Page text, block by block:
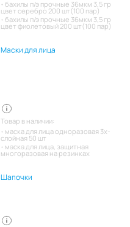
бахилы п/э прочные 36мкм 3,5 гр
цвет серебро 200 шт(100 пар)
бахилы п/э прочные 36мкм 3,5 гр
цвет фиолетовый 200 шт(100 пар)
Маски для лица
Товар в наличии:
маска для лица одноразовая 3х-
слойная 50 шт
маска для лица, защитная
многоразовая на резинках
Шапочки